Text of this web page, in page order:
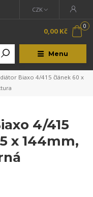
Menu
CZK
0
0,00 Kč
Biaxo 4/415 článek 60 x
4/415
x 144mm,